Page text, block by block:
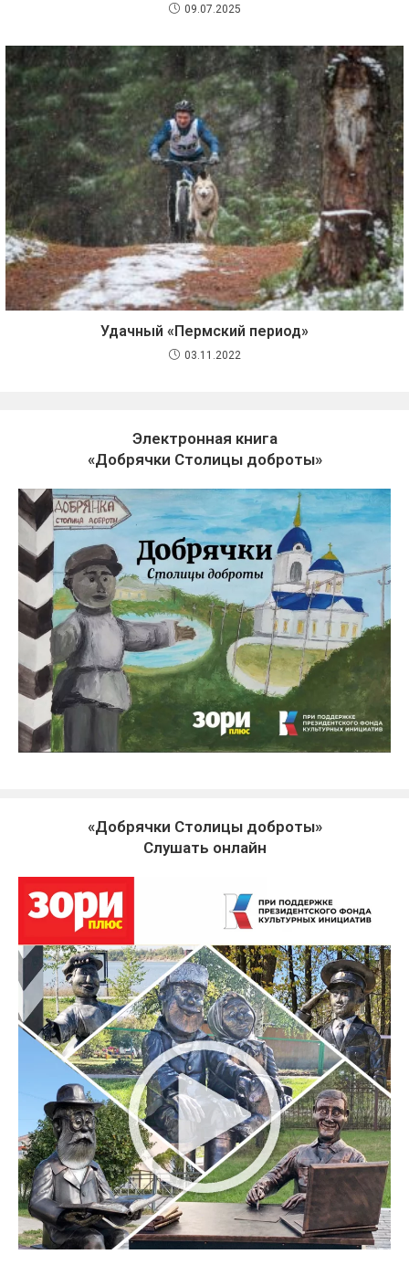
09.07.2025
Удачный «Пермский период»
03.11.2022
Электронная книга
«Добрячки Столицы доброты»
«Добрячки Столицы доброты»
Слушать онлайн